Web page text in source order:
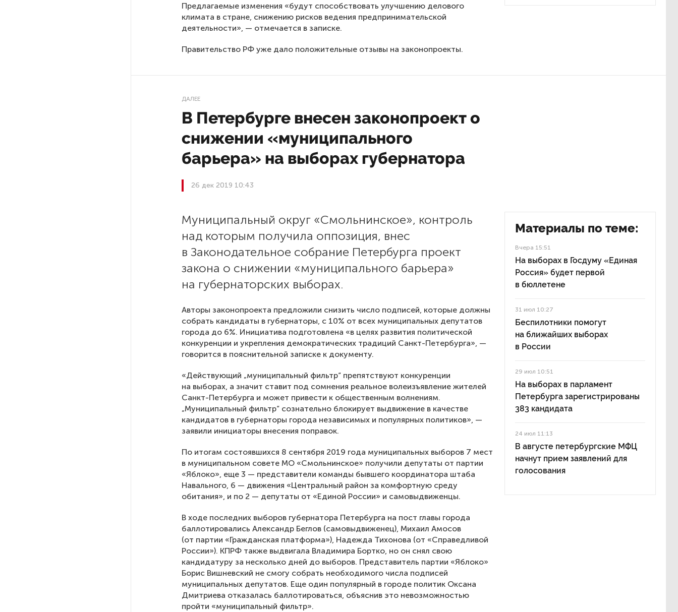
Предлагаемые изменения «будут способствовать улучшению делового
климата в стране, снижению рисков ведения предпринимательской
деятельности», — отмечается в записке.
Правительство РФ уже дало положительные отзывы на законопроекты.
ДАЛЕЕ
В Петербурге внесен законопроект о
снижении «муниципального
барьера» на выборах губернатора
26 дек 2019 10:43
Муниципальный округ «Смольнинское», контроль
над которым получила оппозиция, внес
в Законодательное собрание Петербурга проект
закона о снижении «муниципального барьера»
на губернаторских выборах.
Авторы законопроекта предложили снизить число подписей, которые должны
собрать кандидаты в губернаторы, с 10% от всех муниципальных депутатов
города до 6%. Инициатива подготовлена «в целях развития политической
конкуренции и укрепления демократических традиций Санкт-Петербурга», —
говорится в пояснительной записке к документу.
«Действующий „муниципальный фильтр“ препятствуют конкуренции
на выборах, а значит ставит под сомнения реальное волеизъявление жителей
Санкт-Петербурга и может привести к общественным волнениям.
„Муниципальный фильтр“ сознательно блокирует выдвижение в качестве
кандидатов в губернаторы города независимых и популярных политиков», —
заявили инициаторы внесения поправок.
По итогам состоявшихся 8 сентября 2019 года муниципальных выборов 7 мест
в муниципальном совете МО «Смольнинское» получили депутаты от партии
«Яблоко», еще 3 — представители команды бывшего координатора штаба
Навального, 6 — движения «Центральный район за комфортную среду
обитания», и по 2 — депутаты от «Единой России» и самовыдвиженцы.
В ходе последних выборов губернатора Петербурга на пост главы города
баллотировались Александр Беглов (самовыдвиженец), Михаил Амосов
(от партии «Гражданская платформа»), Надежда Тихонова (от «Справедливой
России»). КПРФ также выдвигала Владимира Бортко, но он снял свою
кандидатуру за несколько дней до выборов. Представитель партии «Яблоко»
Борис Вишневский не смогу собрать необходимого числа подписей
муниципальных депутатов. Еще один популярный в городе политик Оксана
Дмитриева отказалась баллотироваться, объяснив это невозможностью
пройти «муниципальный фильтр».
Материалы по теме:
Вчера 15:51
На выборах в Госдуму «Единая
Россия» будет первой
в бюллетене
31 июл 10:27
Беспилотники помогут
на ближайших выборах
в России
29 июл 10:51
На выборах в парламент
Петербурга зарегистрированы
383 кандидата
24 июл 11:13
В августе петербургские МФЦ
начнут прием заявлений для
голосования